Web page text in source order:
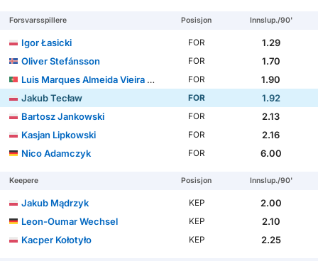
Forsvarsspillere Posisjon Innslup./90'
Igor Łasicki FOR
1.29
Oliver Stefánsson
FOR
1.70
Luis Marques Almeida Vieira Silva
FOR
1.90
Jakub Tecław
FOR
1.92
Bartosz Jankowski
FOR
2.13
Kasjan Lipkowski
FOR
2.16
Nico Adamczyk
FOR 6.00
Keepere Posisjon Innslup./90'
Jakub Mądrzyk KEP
2.00
Leon-Oumar Wechsel
KEP
2.10
Kacper Kołotyło
KEP 2.25